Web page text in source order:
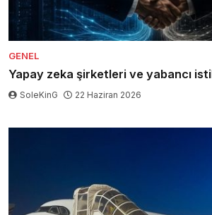
GENEL
Yapay zeka şirketleri ve yabancı
SoleKinG 22 Haziran 2026